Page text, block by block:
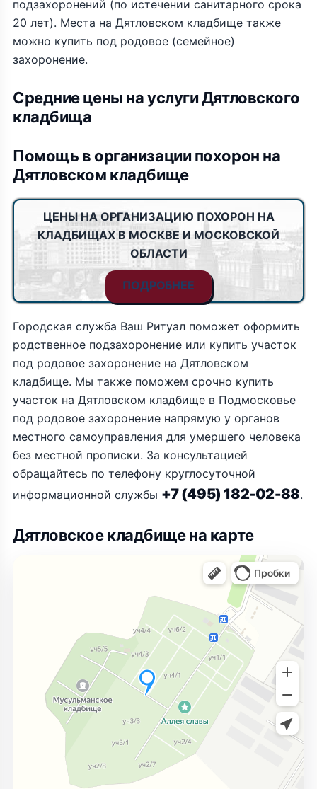
подзахоронений (по истечении санитарного срока
20 лет). Места на Дятловском кладбище также
можно купить под родовое (семейное)
захоронение.
Средние цены на услуги Дятловского
кладбища
Помощь в организации похорон на
Дятловском кладбище
ЦЕНЫ НА ОРГАНИЗАЦИЮ ПОХОРОН НА
КЛАДБИЩАХ В МОСКВЕ И МОСКОВСКОЙ
ОБЛАСТИ
ПОДРОБНЕЕ
Городская служба Ваш Ритуал поможет оформить
родственное подзахоронение или купить участок
под родовое захоронение на Дятловском
кладбище. Мы также поможем срочно купить
участок на Дятловском кладбище в Подмосковье
под родовое захоронение напрямую у органов
местного самоуправления для умершего человека
без местной прописки. За консультацией
обращайтесь по телефону круглосуточной
информационной службы +7 (495) 182-02-88.
Дятловское кладбище на карте